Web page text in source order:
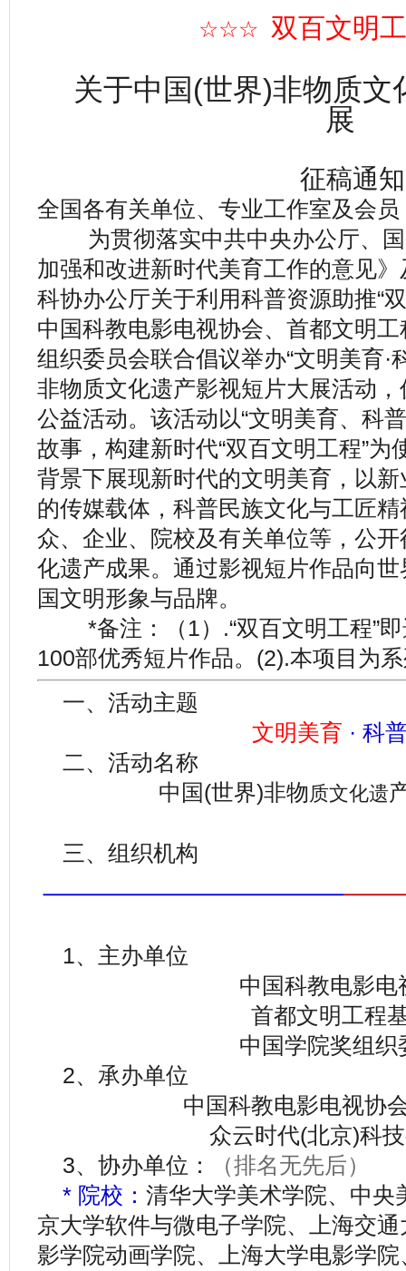
☆☆☆ 双百文明
关于中国(世界)非物质文
展
征稿通知
全国各有关单位、专业工作室及会员
为贯彻落实中共中央办公厅、国
加强和改进新时代美育工作的意见
科协办公厅关于利用科普资源助推“
中国科教电影电视协会、首都文明
组织委员会联合倡议举办“文明美育·
非物质文化遗产影视短片大展活动
公益活动。该活动以“文明美育、科
故事，构建新时代“双百文明工程”
背景下展现新时代的文明美育，以
的传媒载体，科普民族文化与工匠
众、企业、院校及有关单位等，公
化遗产成果。通过影视短片作品向
国文明形象与品牌。
*备注：（1）.“双百文明工程”即
100部优秀短片作品。(2).本项目为
一、活动主题
文明美育 · 科
二、活动名称
中国(世界)非物质文化遗
三、组织机构
1、主办单位
中国科教电影电
首都文明工程
中国学院奖组织
2、承办单位
中国科教电影电视协
众云时代(北京)科
3、协办单位：
（排名无先后）
* 院校： 清华大学美术学院、中央
京大学软件与微电子学院、上海交
影学院动画学院、上海大学电影学